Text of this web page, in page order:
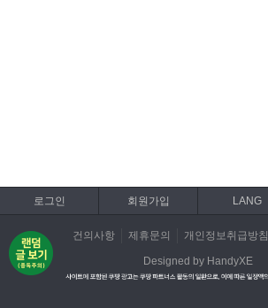
로그인 회원가입 LANG
건의사항 제휴문의 개인정보취급방침
Designed by HandyXE